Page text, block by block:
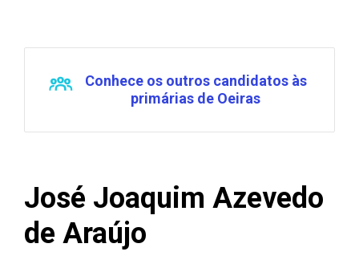
Conhece os outros candidatos às
primárias de Oeiras
José Joaquim Azevedo
de Araújo